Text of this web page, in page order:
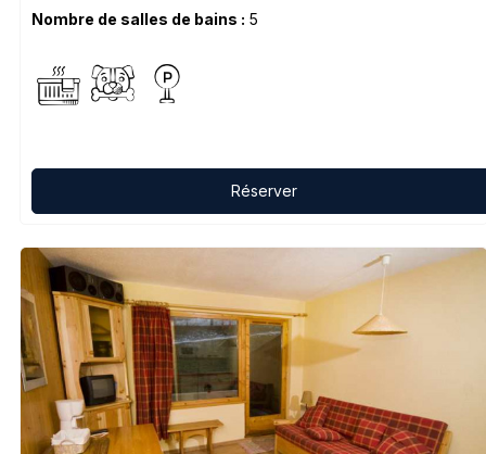
Nombre de salles de bains : 5
Réserver